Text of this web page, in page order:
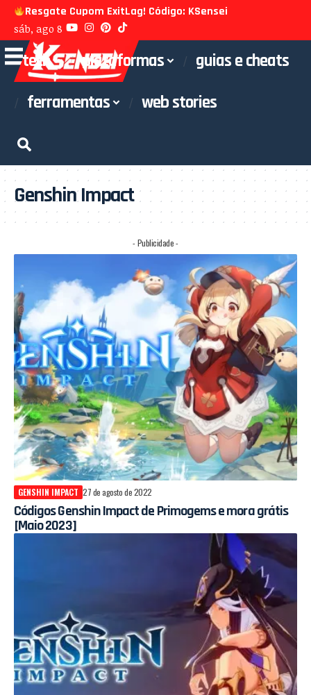
Resgate Cupom ExitLag! Código: KSensei
sáb, ago 8
tech plataformas
guias e cheats
ferramentas
web stories
Genshin Impact
- Publicidade -
GENSHIN IMPACT 27 de agosto de 2022
Códigos Genshin Impact de Primogems e mora grátis
[Maio 2023]